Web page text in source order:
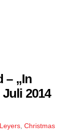
– „In
2014
,Christmas